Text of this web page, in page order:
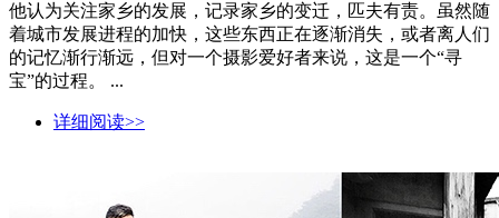
他认为关注家乡的发展，记录家乡的变迁，匹夫有责。虽然随
着城市发展进程的加快，这些东西正在逐渐消失，或者离人们
的记忆渐行渐远，但对一个摄影爱好者来说，这是一个“寻
宝”的过程。 ...
详细阅读>>